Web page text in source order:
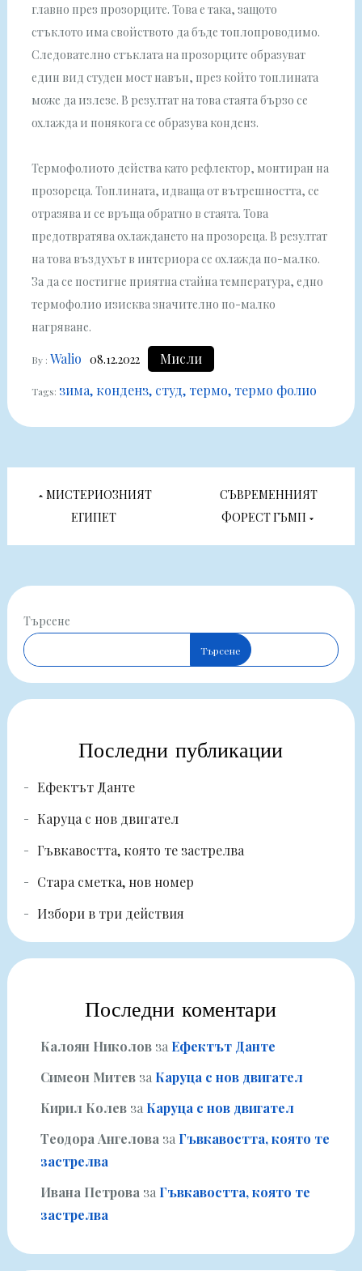
главно през прозорците. Това е така, защото
стъклото има свойството да бъде топлопроводимо.
Следователно стъклата на прозорците образуват
един вид студен мост навън, през който топлината
може да излезе. В резултат на това стаята бързо се
охлажда и понякога се образува конденз.
Термофолиото действа като рефлектор, монтиран на
прозореца. Топлината, идваща от вътрешността, се
отразява и се връща обратно в стаята. Това
предотвратява охлаждането на прозореца. В резултат
на това въздухът в интериора се охлажда по-малко.
За да се постигне приятна стайна температура, едно
термофолио изисква значително по-малко
нагряване.
By : Walio 08.12.2022 Мисли
Tags: зима конденз студ термо термо фолио
Навигация
МИСТЕРИОЗНИЯТ
ЕГИПЕТ
СЪВРЕМЕННИЯТ
ФОРЕСТ ГЪМП
Търсене
Търсене
Последни публикации
Ефектът Данте
Каруца с нов двигател
Гъвкавостта, която те застрелва
Стара сметка, нов номер
Избори в три действия
Последни коментари
Калоян Николовза Ефектът Данте
Симеон Митевза Каруца с нов двигател
Кирил Колевза Каруца с нов двигател
Теодора Ангелова за Гъвкавостта, която те
застрелва
Ивана Петрова за Гъвкавостта, която те
застрелва